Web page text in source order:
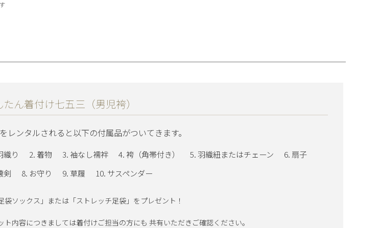
たん着付け七五三（男児袴）
レンタルされると以下の付属品がついてきます。
織り 着物 袖なし襦袢 袴（角帯付き） 羽織紐またはチェーン
扇子
剣
お守り 草履 サスペンダー
袋ソックス」または「ストレッチ足袋」をプレゼント！
ト内容につきましては着付けご担当の方にも 共有いただきご確認ください。